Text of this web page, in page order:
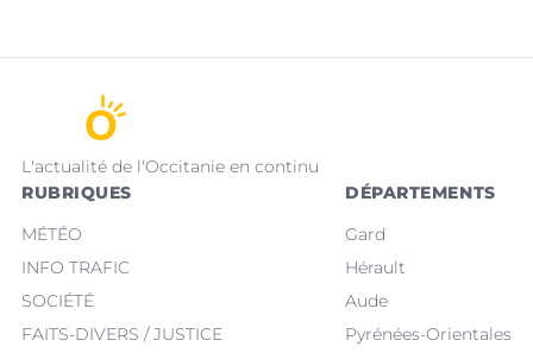
L'actualité de l'Occitanie en continu
RUBRIQUES
MÉTÉO
INFO TRAFIC
SOCIÉTÉ
FAITS-DIVERS / JUSTICE
DÉPARTEMENTS
Gard
Hérault
Aude
Pyrénées-Orientales